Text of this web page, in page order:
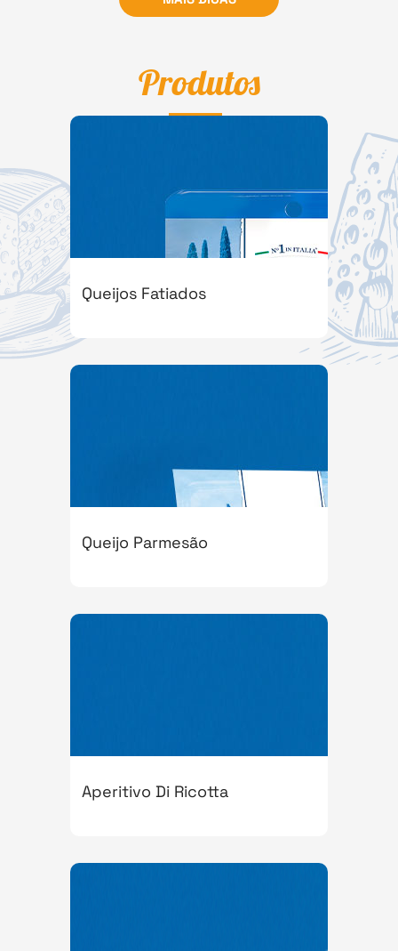
Produtos
Queijos Fatiados
Queijo Parmesão
Aperitivo Di Ricotta